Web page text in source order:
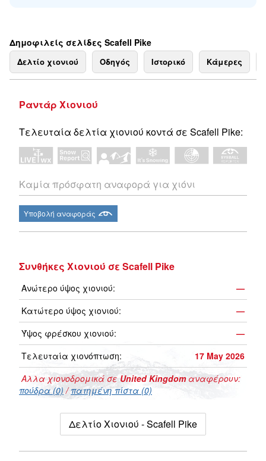
Δημοφιλείς σελίδες Scafell Pike
Δελτίο χιονιού Οδηγός Ιστορικό Κάμερες
Ραντάρ Χιονιού
Τελευταία δελτία χιονιού κοντά σε Scafell Pike:
Καμία πρόσφατη αναφορά για χιόνι
Υποβολή αναφοράς
Συνθήκες Χιονιού σε Scafell Pike
Ανώτερο ύψος χιονιού:
—
Κατώτερο ύψος χιονιού:
—
Ύψος φρέσκου χιονιού:
—
Τελευταία χιονόπτωση:
17 May 2026
Αλλα χιονοδρομικά σεUnited Kingdomαναφέρουν:
πούδρα (0) /πατημένη πίστα (0)
Δελτίο Χιονιού - Scafell Pike